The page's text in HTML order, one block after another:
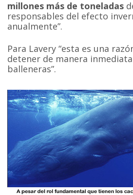
millones más de toneladas
responsables del efecto
anualmente”.
Para Lavery “esta es una
detener de manera
balleneras”.